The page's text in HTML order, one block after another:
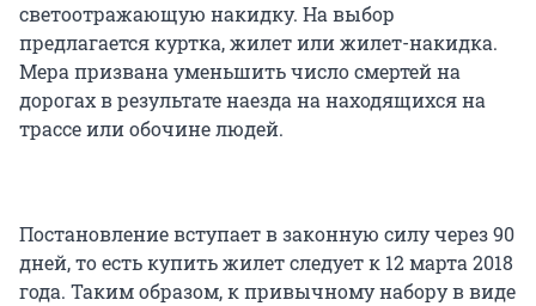
светоотражающую накидку. На выбор
предлагается куртка, жилет или жилет-накидка.
Мера призвана уменьшить число смертей на
дорогах в результате наезда на находящихся на
трассе или обочине людей.
Постановление вступает в законную силу через 90
дней, то есть купить жилет следует к 12 марта 2018
года. Таким образом, к привычному набору в виде